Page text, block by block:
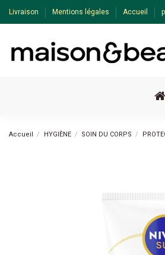
Livraison Mentions légales Accueil
Accueil HYGIÈNE SOIN DU CORPS